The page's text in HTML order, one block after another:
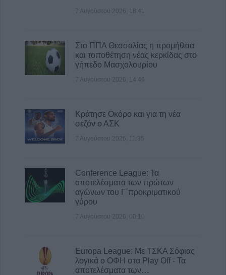
κ. Τιμόθεου το διήμερο 8 & 9 Αυγούστου
7 Αυγούστου 2026, 15:07
7 Αυγούστου 2026, 18:41
Στο ΠΠΑ Θεσσαλίας η προμήθεια
και τοποθέτηση νέας κερκίδας στο
γήπεδο Μασχολουρίου
7 Αυγούστου 2026, 14:46
Κράτησε Οκόρο και για τη νέα
σεζόν ο ΑΣΚ
7 Αυγούστου 2026, 11:35
Conference League: Τα
αποτελέσματα των πρώτων
αγώνων του Γ΄προκριματικού
γύρου
7 Αυγούστου 2026, 00:10
Europa League: Με ΤΣΚΑ Σόφιας
λογικά ο ΟΦΗ στα Play Off - Τα
αποτελέσματα των…